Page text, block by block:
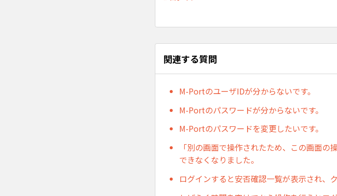
関連する質問
M-PortのユーザIDが分からないです。
M-Portのパスワードが分からないです。
M-Portのパスワードを変更したいです。
「別の画面で操作されたため、この画面
できなくなりました。
ログインすると安否確認一覧が表示され、